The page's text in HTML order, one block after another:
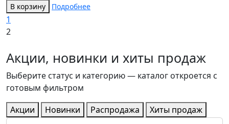
В корзину Подробнее
1
2
Акции, новинки и хиты продаж
Выберите статус и категорию — каталог откроется с
готовым фильтром
Акции
Новинки Распродажа Хиты продаж